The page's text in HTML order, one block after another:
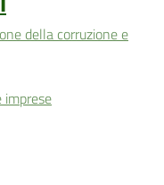
della corruzione e